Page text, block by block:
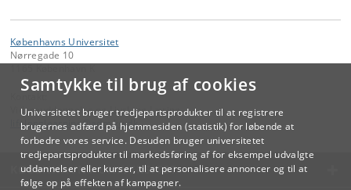
Samtykke til brug af cookies
Universitetet bruger tredjepartsprodukter til at registrere
brugernes adfærd på hjemmesiden (statistik) for løbende at
forbedre vores service. Desuden bruger universitetet
tredjepartsprodukter til markedsføring af for eksempel udvalgte
uddannelser eller kurser, til at personalisere annoncer og til at
følge op på effekten af kampagner.
Københavns Universitet
Nørregade 10
Videreuddannelse og Livslang Læring
lifelonglearning@adm.ku.dk
KØBENHAVNS UNIVERSITET